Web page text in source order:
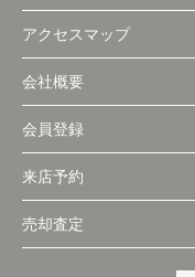
アクセスマップ
会社概要
会員登録
来店予約
売却査定